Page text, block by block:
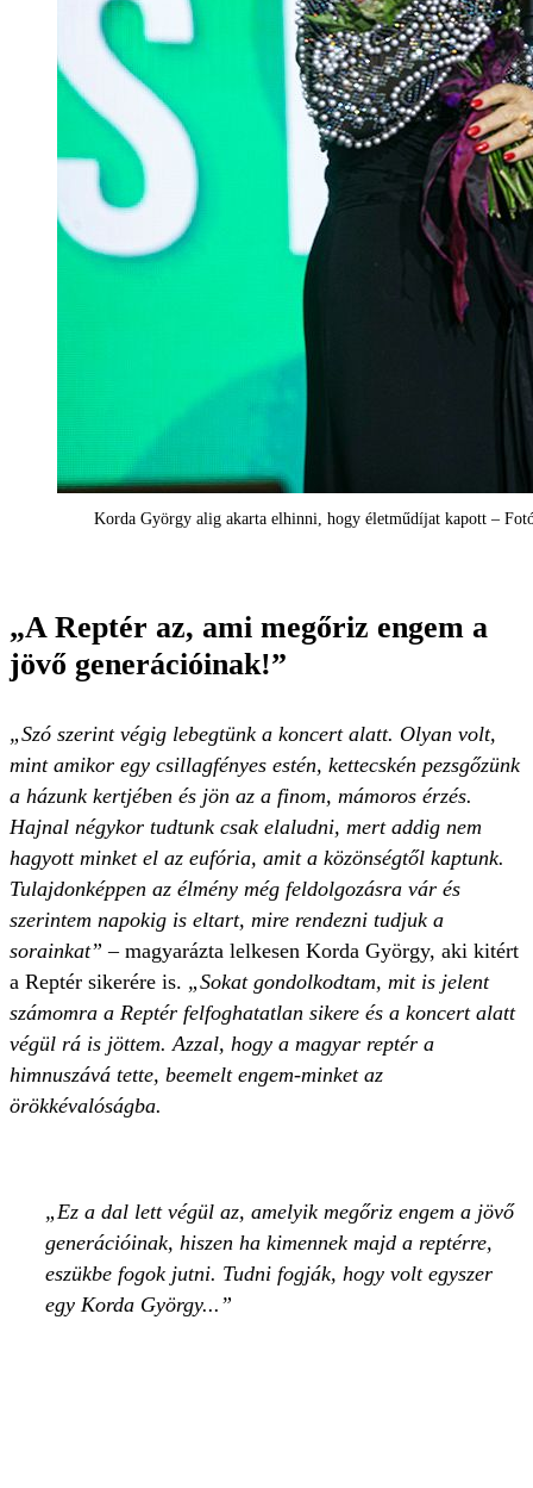
Korda György alig akarta elhinni, hogy életműdíjat kapott –
„A Reptér az, ami megőriz engem a
jövő generációinak!”
„Szó szerint végig lebegtünk a koncert alatt. Olyan volt,
mint amikor egy csillagfényes estén, kettecskén pezsgőzünk
a házunk kertjében és jön az a finom, mámoros érzés.
Hajnal négykor tudtunk csak elaludni, mert addig nem
hagyott minket el az eufória, amit a közönségtől kaptunk.
Tulajdonképpen az élmény még feldolgozásra vár és
szerintem napokig is eltart, mire rendezni tudjuk a
sorainkat” – magyarázta lelkesen Korda György, aki kitért
a Reptér sikerére is. „Sokat gondolkodtam, mit is jelent
számomra a Reptér felfoghatatlan sikere és a koncert alatt
végül rá is jöttem. Azzal, hogy a magyar reptér a
himnuszává tette, beemelt engem-minket az
örökkévalóságba.
Ez a dal lett végül az, amelyik megőriz engem a jövő
generációinak, hiszen ha kimennek majd a reptérre,
eszükbe fogok jutni. Tudni fogják, hogy volt egyszer
egy Korda György...